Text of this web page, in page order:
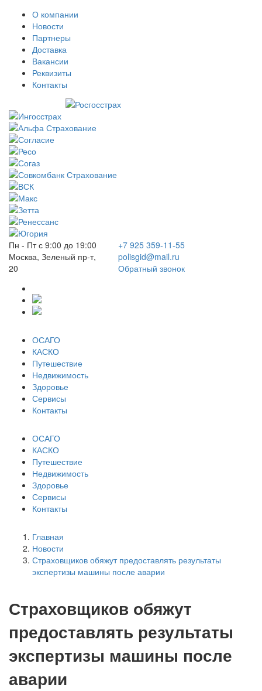
О компании
Новости
Партнеры
Доставка
Вакансии
Реквизиты
Контакты
Пн - Пт с 9:00 до 19:00
Москва, Зеленый пр-т,
20
+7 925 359-11-55
polisgid@mail.ru
Обратный звонок
ОСАГО
КАСКО
Путешествие
Недвижимость
Здоровье
Сервисы
Контакты
ОСАГО
КАСКО
Путешествие
Недвижимость
Здоровье
Сервисы
Контакты
Главная
Новости
Страховщиков обяжут предоставлять результаты
экспертизы машины после аварии
Страховщиков обяжут
предоставлять результаты
экспертизы машины после
аварии